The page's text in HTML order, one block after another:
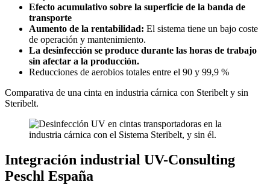
Efecto acumulativo sobre la superficie de la banda de
transporte
Aumento de la rentabilidad: El sistema tiene un bajo coste
de operación y mantenimiento.
La desinfección se produce durante las horas de trabajo
sin afectar a la producción.
Reducciones de aerobios totales entre el 90 y 99,9 %
Comparativa de una cinta en industria cárnica con Steribelt y sin
Steribelt.
Integración industrial UV-Consulting
Peschl España